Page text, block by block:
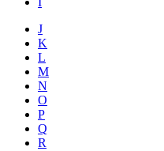
J
K
L
M
N
O
P
Q
R